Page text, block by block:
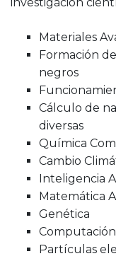
Materiales
Formación
negros
Cálculo de
diversas
Química
Cambio
Inteligencia
Matemática
Genética
Partículas